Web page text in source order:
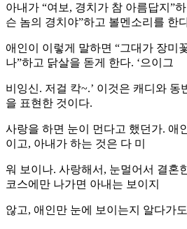
아내가 “여보, 경치가 참 아름답지”
슨 놈의 경치야”하고 볼멘소리를 한
애인이 이렇게 말하면 “그대가 장미
나”하고 닭살을 돋게 한다. ‘으이그
비잉신. 저걸 칵~.’ 이것은 캐디와 동
을 표현한 것이다.
사랑을 하면 눈이 먼다고 했던가. 애
이고, 아내가 하는 것은 다 미
워 보이나. 사랑해서, 눈멀어서 결혼
코스에만 나가면 아내는 보이지
않고, 애인만 눈에 보이는지 알다가